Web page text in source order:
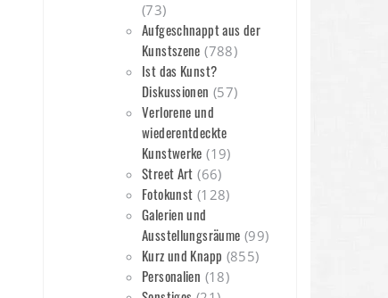
(73)
Aufgeschnappt aus der
Kunstszene (788)
Ist das Kunst?
Diskussionen (57)
Verlorene und
wiederentdeckte
Kunstwerke (19)
Street Art (66)
Fotokunst (128)
Galerien und
Ausstellungsräume (99)
Kurz und Knapp (855)
Personalien (18)